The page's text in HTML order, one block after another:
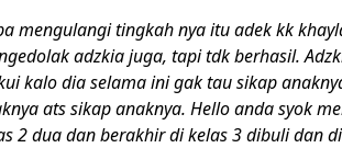
mengulangi tingkah nya itu adek kk
adzkia juga, tapi tdk berhasil.
kalo dia selama ini gak tau sikap
ats sikap anaknya. Hello anda syok
2 dua dan berakhir di kelas 3 dibuli dan